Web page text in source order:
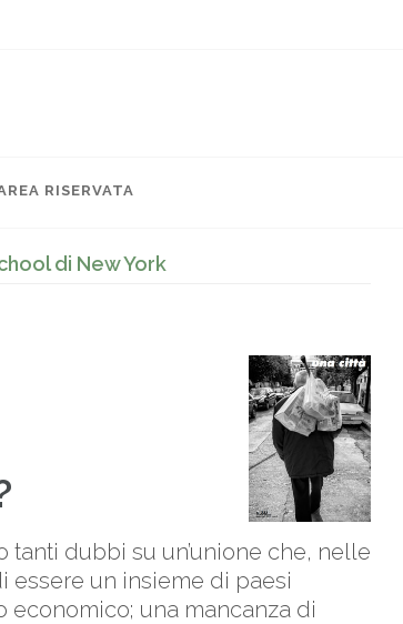
RISERVATA
di New York
tanti dubbi su un’unione che, nelle
essere un insieme di paesi
una mancanza di